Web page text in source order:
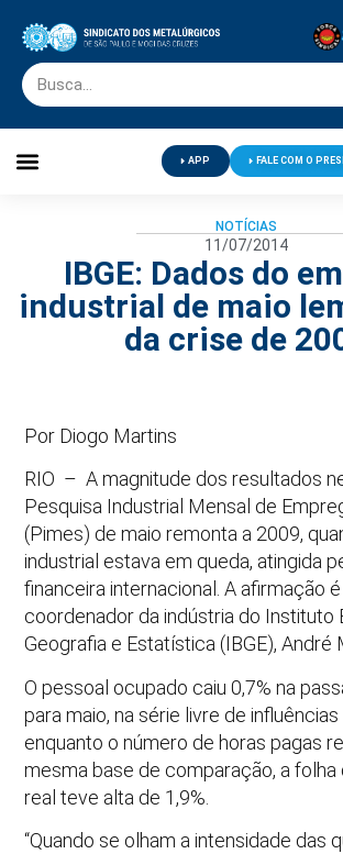
APP FALE COM O
NOTÍCIAS
11/07/2014
IBGE: Dados do
industrial de maio
da crise de
Por Diogo Martins
RIO – A magnitude dos resultados
Pesquisa Industrial Mensal de
(Pimes) de maio remonta a 2009,
industrial estava em queda, atingida
financeira internacional. A afirmação
coordenador da indústria do Instituto
Geografia e Estatística (IBGE), André
O pessoal ocupado caiu 0,7% na
para maio, na série livre de influências
enquanto o número de horas pagas
mesma base de comparação, a
real teve alta de 1,9%.
“Quando se olham a intensidade das